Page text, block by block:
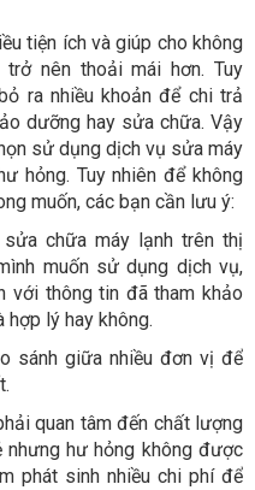
tiện ích và giúp cho không
nên thoải mái hơn. Tuy
ra nhiều khoản để chi trả
dưỡng hay sửa chữa. Vậy
sử dụng dịch vụ sửa máy
hỏng. Tuy nhiên để không
muốn, các bạn cần lưu ý:
chữa máy lạnh trên thị
muốn sử dụng dịch vụ,
với thông tin đã tham khảo
lý hay không.
sánh giữa nhiều đơn vị để
quan tâm đến chất lượng
nhưng hư hỏng không được
phát sinh nhiều chi phí để